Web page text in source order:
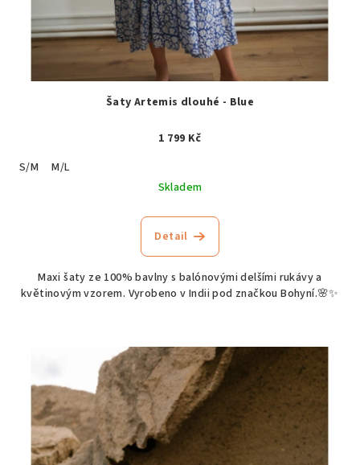
Šaty Artemis dlouhé - Blue
1 799 Kč
S/M
M/L
Skladem
Detail
Maxi šaty ze 100% bavlny s balónovými delšími rukávy a
květinovým vzorem. Vyrobeno v Indii pod značkou Bohyní.🌸✨